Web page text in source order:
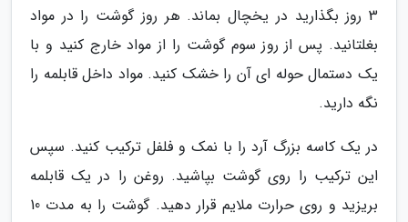
3 روز بگذارید در یخچال بماند. هر روز گوشت را در مواد
بغلتانید. پس از روز سوم گوشت را از مواد خارج کنید و با
یک دستمال حوله ای آن را خشک کنید. مواد داخل قابلمه را
نگه دارید.
در یک کاسه بزرگ آرد را با نمک و فلفل ترکیب کنید. سپس
این ترکیب را روی گوشت بپاشید. روغن را در یک قابلمه
بریزید و روی حرارت ملایم قرار دهید. گوشت را به مدت 10